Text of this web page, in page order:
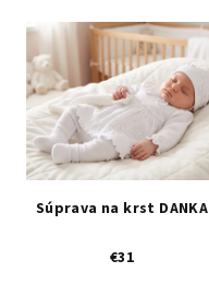
Súprava na krst DANKA
€31